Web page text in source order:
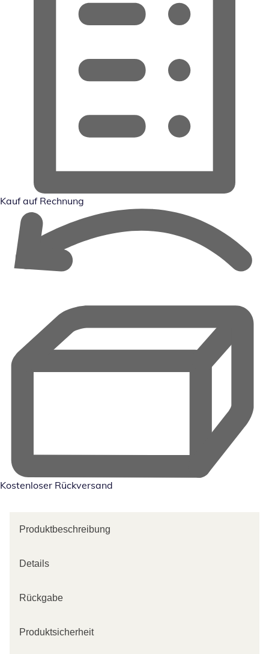
Kauf auf Rechnung
Kostenloser Rückversand
Produktbeschreibung
Details
Rückgabe
Produktsicherheit